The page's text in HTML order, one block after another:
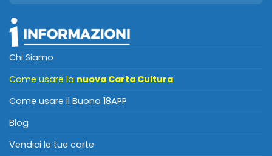
Chi Siamo
Come usare la nuova Carta Cultura
Come usare il Buono 18APP
Blog
Vendici le tue carte